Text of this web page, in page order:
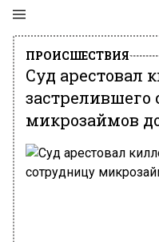
ПРОИСШЕСТВИЯ
Суд арестовал
застрелившего
микрозаймов